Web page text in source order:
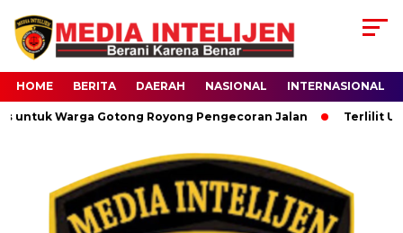
HOME BERITA DAERAH NASIONAL INTERNASIONAL
Warga Gotong Royong Pengecoran Jalan Terlilit